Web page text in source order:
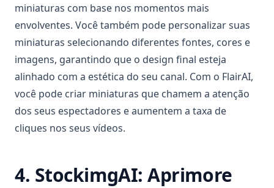
miniaturas com base nos momentos mais
envolventes. Você também pode personalizar suas
miniaturas selecionando diferentes fontes, cores e
imagens, garantindo que o design final esteja
alinhado com a estética do seu canal. Com o FlairAI,
você pode criar miniaturas que chamem a atenção
dos seus espectadores e aumentem a taxa de
cliques nos seus vídeos.
4. StockimgAI: Aprimore